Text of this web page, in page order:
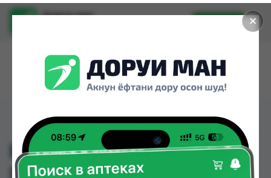
✕
Доруи ман
Установить
ВЕНОДИОЛ-УЛЬТРА